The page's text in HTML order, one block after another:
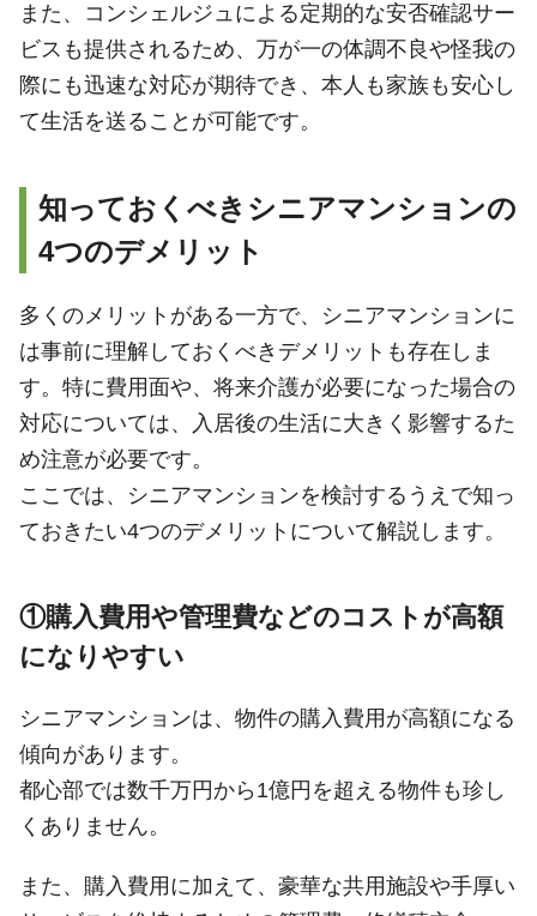
また、コンシェルジュによる定期的な安否確認サー
ビスも提供されるため、万が一の体調不良や怪我の
際にも迅速な対応が期待でき、本人も家族も安心し
て生活を送ることが可能です。
知っておくべきシニアマンションの
4つのデメリット
多くのメリットがある一方で、シニアマンションに
は事前に理解しておくべきデメリットも存在しま
す。特に費用面や、将来介護が必要になった場合の
対応については、入居後の生活に大きく影響するた
め注意が必要です。
ここでは、シニアマンションを検討するうえで知っ
ておきたい4つのデメリットについて解説します。
①購入費用や管理費などのコストが高額
になりやすい
シニアマンションは、物件の購入費用が高額になる
傾向があります。
都心部では数千万円から1億円を超える物件も珍し
くありません。
また、購入費用に加えて、豪華な共用施設や手厚い